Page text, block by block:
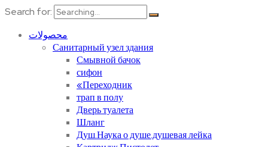
Search for:
محصولات
Санитарный узел здания
Смывной бачок
сифон
«Переходник
трап в полу
Дверь туалета
Шланг
Душ.Наука о душе.душевая лейка